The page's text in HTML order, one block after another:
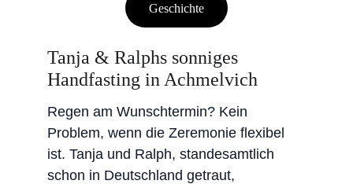
Geschichte
Tanja & Ralphs sonniges
Handfasting in Achmelvich
Regen am Wunschtermin? Kein
Problem, wenn die Zeremonie flexibel
ist. Tanja und Ralph, standesamtlich
schon in Deutschland getraut,